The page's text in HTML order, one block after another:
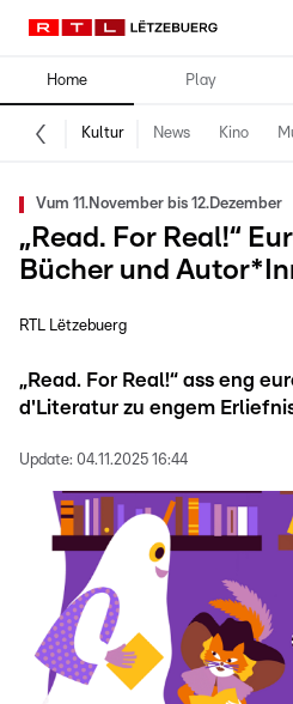
Home Play
Kultur News Kino
Vum 11.November bis 12.Dezember
„Read. For Real!“
Bücher und
RTL Lëtzebuerg
„Read. For Real!“ ass eng
d'Literatur zu engem
Update: 04.11.2025 16:44